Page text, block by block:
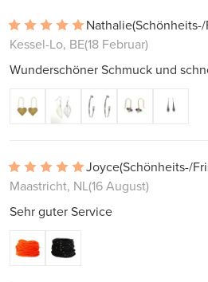
Nathalie
Kessel-Lo, BE(18 Februar)
Wunderschöner Schmuck und
Joyce(Schönheits-/
Maastricht, NL(16 August)
Sehr guter Service